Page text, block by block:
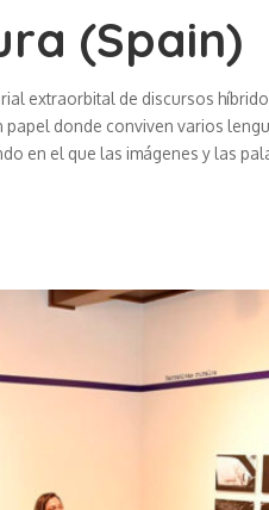
(Spain)
extraorbital de discursos
papel donde conviven varios
en el que las imágenes y las